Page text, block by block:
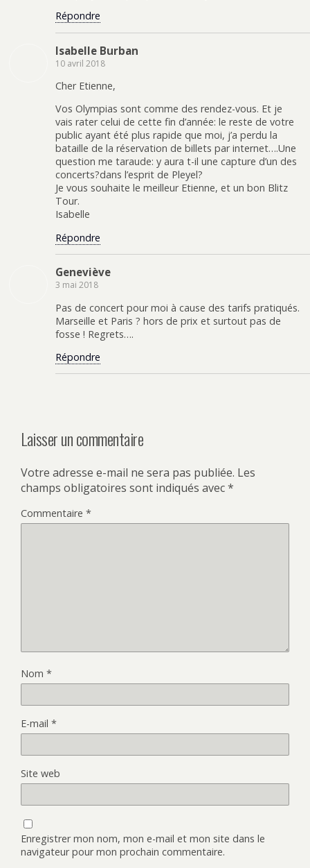
Répondre
Isabelle Burban
10 avril 2018
Cher Etienne,
Vos Olympias sont comme des rendez-vous. Et je
vais rater celui de cette fin d’année: le reste de votre
public ayant été plus rapide que moi, j’a perdu la
bataille de la réservation de billets par internet….Une
question me taraude: y aura t-il une capture d’un des
concerts?dans l’esprit de Pleyel?
Je vous souhaite le meilleur Etienne, et un bon Blitz
Tour.
Isabelle
Répondre
Geneviève
3 mai 2018
Pas de concert pour moi à cause des tarifs pratiqués.
Marseille et Paris ? hors de prix et surtout pas de
fosse ! Regrets….
Répondre
Laisser un commentaire
Votre adresse e-mail ne sera pas publiée. Les
champs obligatoires sont indiqués avec*
Commentaire *
Nom *
E-mail *
Site web
Enregistrer mon nom, mon e-mail et mon site dans le
navigateur pour mon prochain commentaire.